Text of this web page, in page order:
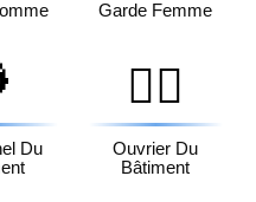
Garde Femme
Du
👷‍♂️
Ouvrier Du
Bâtiment